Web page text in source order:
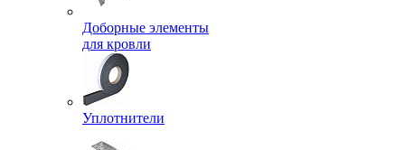
Доборные элементы
для кровли
Уплотнители